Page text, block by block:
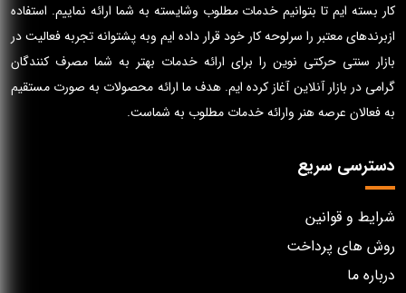
کار بسته ایم تا بتوانیم خدمات مطلوب وشایسته به شما ارائه نماییم. استفاده
ازبرندهای معتبر را سرلوحه کار خود قرار داده ایم وبه پشتوانه تجربه فعالیت در
بازار سنتی حرکتی نوین را برای ارائه خدمات بهتر به شما مصرف کنندگان
گرامی در بازار آنلاین آغاز کرده ایم. هدف ما ارائه محصولات به صورت مستقیم
به فعالان عرصه هنر وارائه خدمات مطلوب به شماست.
دسترسی سریع
شرایط و قوانین
روش های پرداخت
درباره ما